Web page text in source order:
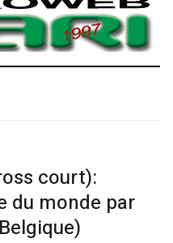
court):
du monde par